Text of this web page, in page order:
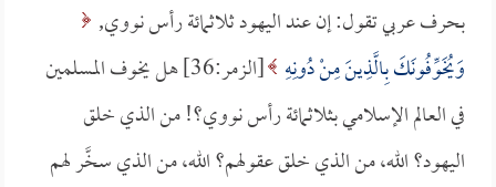
بحرف عربي تقول: إن عند اليهود ثلاثمائة رأس نووي,
وَيُخَوِّفُونَكَ بِالَّذِينَ مِنْ دُونِهِ
[الزمر:36] هل يخوف المسلمين
في العالم الإسلامي بثلاثمائة رأس نووي؟! من الذي خلق
اليهود؟ الله، من الذي خلق عقولهم؟ الله، من الذي سخَّر لهم